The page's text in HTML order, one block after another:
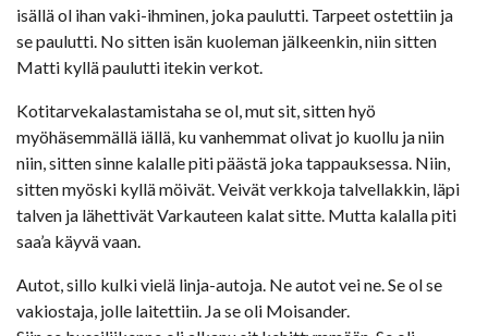
isällä ol ihan vaki-ihminen, joka paulutti. Tarpeet ostettiin ja
se paulutti. No sitten isän kuoleman jälkeenkin, niin sitten
Matti kyllä paulutti itekin verkot.
Kotitarvekalastamistaha se ol, mut sit, sitten hyö
myöhäsemmällä iällä, ku vanhemmat olivat jo kuollu ja niin
niin, sitten sinne kalalle piti päästä joka tappauksessa. Niin,
sitten myöski kyllä möivät. Veivät verkkoja talvellakkin, läpi
talven ja lähettivät Varkauteen kalat sitte. Mutta kalalla piti
saa’a käyvä vaan.
Autot, sillo kulki vielä linja-autoja. Ne autot vei ne. Se ol se
vakiostaja, jolle laitettiin. Ja se oli Moisander.